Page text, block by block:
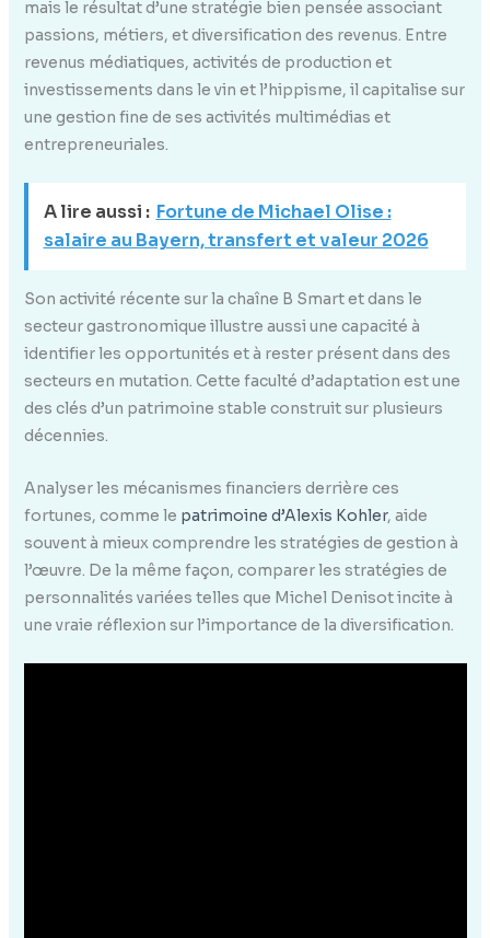
mais le résultat d’une stratégie bien pensée associant
passions, métiers, et diversification des revenus. Entre
revenus médiatiques, activités de production et
investissements dans le vin et l’hippisme, il capitalise sur
une gestion fine de ses activités multimédias et
entrepreneuriales.
A lire aussi : Fortune de Michael Olise :
salaire au Bayern, transfert et valeur 2026
Son activité récente sur la chaîne B Smart et dans le
secteur gastronomique illustre aussi une capacité à
identifier les opportunités et à rester présent dans des
secteurs en mutation. Cette faculté d’adaptation est une
des clés d’un patrimoine stable construit sur plusieurs
décennies.
Analyser les mécanismes financiers derrière ces
fortunes, comme le patrimoine d’Alexis Kohler, aide
souvent à mieux comprendre les stratégies de gestion à
l’œuvre. De la même façon, comparer les stratégies de
personnalités variées telles que Michel Denisot incite à
une vraie réflexion sur l’importance de la diversification.